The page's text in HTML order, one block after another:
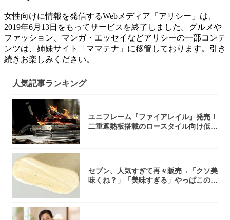
女性向けに情報を発信するWebメディア「アリシー」は、
2019年6月13日をもってサービスを終了しました。グルメや
ファッション、マンガ・エッセイなどアリシーの一部コンテ
ンツは、姉妹サイト「ママテナ」に移管しております。引き
続きお楽しみください。
人気記事ランキング
ユニフレーム『ファイアレイル』発売！
二重遮熱板搭載のロースタイル向け低型
セブン、人気すぎて再々販売→「クソ美
味くね？」「美味すぎる」やっぱこのク